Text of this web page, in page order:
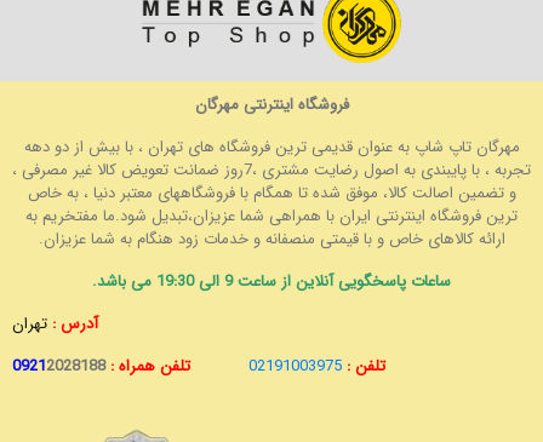
فروشگاه اینترنتی مهرگان
مهرگان تاپ شاپ به عنوان قدیمی ترین فروشگاه های تهران ، با بیش از دو دهه
تجربه ، با پایبندی به اصول رضایت مشتری ،7روز ضمانت تعویض کالا غیر مصرفی ،
و تضمین اصالت کالا، موفق شده تا همگام با فروشگاههای معتبر دنیا ، به خاص
ترین فروشگاه اینترنتی ایران با همراهی شما عزیزان،تبدیل شود.ما مفتخریم به
ارائه کالاهای خاص و با قیمتی منصفانه و خدمات زود هنگام به شما عزیزان.
ساعات پاسخگویی آنلاین از ساعت 9 الی 19:30 می باشد.
آدرس : تهران
تلفن : 02191003975 تلفن همراه : 09212028188